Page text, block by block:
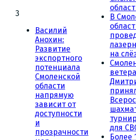
3
Василий
Анохин:
Развитие
экспортного
потенциала
Смоленской
области
напрямую
зависит от
доступности
и
прозрачности
В
на
для
Более